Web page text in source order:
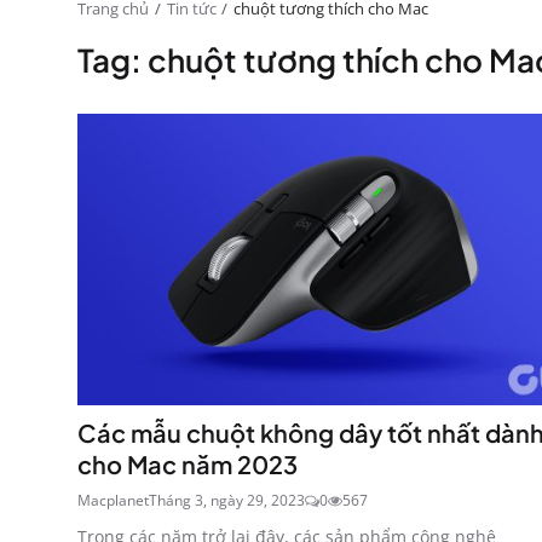
Trang chủ Tin tức chuột tương thích cho Mac
Tag: chuột tương thích cho
Các mẫu chuột không dây tốt nhất
cho Mac năm 2023
MacplanetTháng 3, ngày 29, 2023 0 567
Trong các năm trở lại đây, các sản phẩm công nghệ